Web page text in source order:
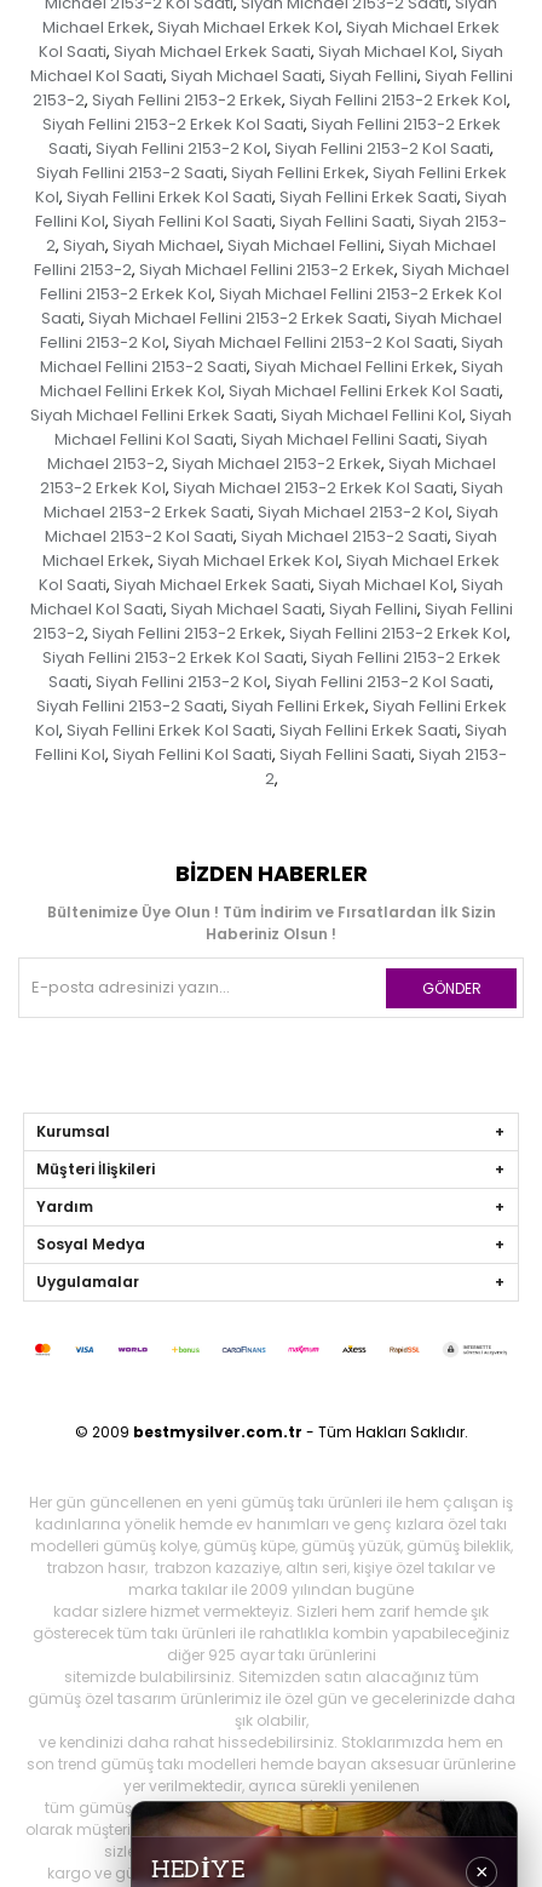
Michael Erkek, Siyah Michael Erkek Kol, Siyah Michael Erkek
Kol Saati, Siyah Michael Erkek Saati, Siyah Michael Kol, Siyah
Michael Kol Saati, Siyah Michael Saati, Siyah Fellini, Siyah Fellini
2153-2, Siyah Fellini 2153-2 Erkek, Siyah Fellini 2153-2 Erkek Kol,
Siyah Fellini 2153-2 Erkek Kol Saati, Siyah Fellini 2153-2 Erkek
Saati, Siyah Fellini 2153-2 Kol, Siyah Fellini 2153-2 Kol Saati,
Siyah Fellini 2153-2 Saati, Siyah Fellini Erkek, Siyah Fellini Erkek
Kol, Siyah Fellini Erkek Kol Saati, Siyah Fellini Erkek Saati, Siyah
Fellini Kol, Siyah Fellini Kol Saati, Siyah Fellini Saati, Siyah 2153-
2, Siyah, Siyah Michael, Siyah Michael Fellini, Siyah Michael
Fellini 2153-2, Siyah Michael Fellini 2153-2 Erkek, Siyah Michael
Fellini 2153-2 Erkek Kol, Siyah Michael Fellini 2153-2 Erkek Kol
Saati, Siyah Michael Fellini 2153-2 Erkek Saati, Siyah Michael
Fellini 2153-2 Kol, Siyah Michael Fellini 2153-2 Kol Saati, Siyah
Michael Fellini 2153-2 Saati, Siyah Michael Fellini Erkek, Siyah
Michael Fellini Erkek Kol, Siyah Michael Fellini Erkek Kol Saati,
Siyah Michael Fellini Erkek Saati, Siyah Michael Fellini Kol, Siyah
Michael Fellini Kol Saati, Siyah Michael Fellini Saati, Siyah
Michael 2153-2, Siyah Michael 2153-2 Erkek, Siyah Michael
2153-2 Erkek Kol, Siyah Michael 2153-2 Erkek Kol Saati, Siyah
Michael 2153-2 Erkek Saati, Siyah Michael 2153-2 Kol, Siyah
Michael 2153-2 Kol Saati, Siyah Michael 2153-2 Saati, Siyah
Michael Erkek, Siyah Michael Erkek Kol, Siyah Michael Erkek
Kol Saati, Siyah Michael Erkek Saati, Siyah Michael Kol, Siyah
Michael Kol Saati, Siyah Michael Saati, Siyah Fellini, Siyah Fellini
2153-2, Siyah Fellini 2153-2 Erkek, Siyah Fellini 2153-2 Erkek Kol,
Siyah Fellini 2153-2 Erkek Kol Saati, Siyah Fellini 2153-2 Erkek
Saati, Siyah Fellini 2153-2 Kol, Siyah Fellini 2153-2 Kol Saati,
Siyah Fellini 2153-2 Saati, Siyah Fellini Erkek, Siyah Fellini Erkek
Kol, Siyah Fellini Erkek Kol Saati, Siyah Fellini Erkek Saati, Siyah
Fellini Kol, Siyah Fellini Kol Saati, Siyah Fellini Saati, Siyah 2153-
2,
BIZDEN HABERLER
Bültenimize Üye Olun ! Tüm İndirim ve Fırsatlardan İlk Sizin
Haberiniz Olsun !
GÖNDER
Kurumsal
Müşteri İlişkileri
Yardım
Sosyal Medya
Uygulamalar
© 2009 bestmysilver.com.tr - Tüm Hakları Saklıdır.
Her gün güncellenen en yeni gümüş takı ürünleri ile hem çalışan iş
kadınlarına yönelik hemde ev hanımları ve genç kızlara özel takı
modelleri gümüş kolye, gümüş küpe, gümüş yüzük, gümüş bileklik,
trabzon hasır, trabzon kazaziye, altın seri, kişiye özel takılar ve
marka takılar ile 2009 yılından bugüne
kadar sizlere hizmet vermekteyiz. Sizleri hem zarif hemde şık
gösterecek tüm takı ürünleri ile rahatlıkla kombin yapabileceğiniz
diğer 925 ayar takı ürünlerini
sitemizde bulabilirsiniz. Sitemizden satın alacağınız tüm
gümüş özel tasarım ürünlerimiz ile özel gün ve gecelerinizde daha
şık olabilir,
ve kendinizi daha rahat hissedebilirsiniz. Stoklarımızda hem en
son trend gümüş takı modelleri hemde bayan aksesuar ürünlerine
yer verilmektedir, ayrıca sürekli yenilenen
tüm gümüş ürünlerini Best My Silrver'da bulabilirsiniz. Öncelikli
olarak müşteri memnuniyetini ön planda tutanbestmysilver.com.tr
sizlere daha iyi hizmet sunabilmek adına hızlı
kargo ve güvenilir alışverişi birinci öncelik olarak görmektedir.
HEDİYE ×